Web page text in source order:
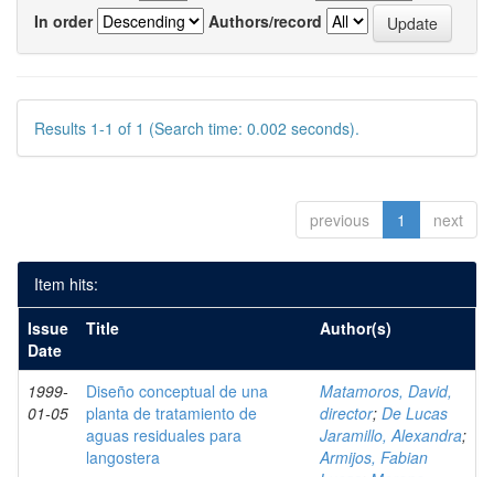
In order
Authors/record
Results 1-1 of 1 (Search time: 0.002 seconds).
previous 1 next
Item hits:
Issue
Date
Title Author(s)
1999-
01-05
Diseño conceptual de una
planta de tratamiento de
aguas residuales para
langostera
Matamoros, David,
director; De Lucas
Jaramillo, Alexandra;
Armijos, Fabian